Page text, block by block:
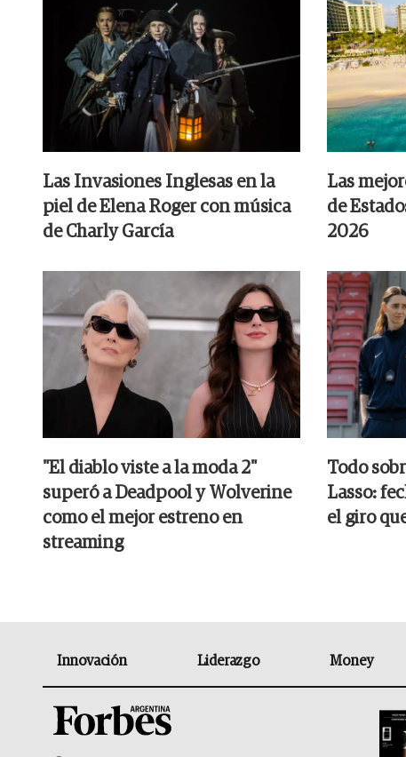
Las Invasiones Inglesas en la
piel de Elena Roger con música
de Charly García
Las
de
2026
"El diablo viste a la moda 2"
superó a Deadpool y Wolverine
como el mejor estreno en
streaming
Todo
Lasso:
el giro
Innovación Liderazgo Money